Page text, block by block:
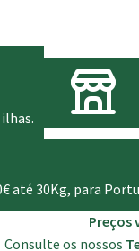
até 30Kg, para
Preços
Consulte os nossos